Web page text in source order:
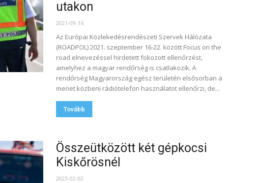
utakon
2021-09-16
Az Európai Közlekedésrendészeti Szervek Hálózata
(ROADPOL) 2021. szeptember 16-22. között Focus on the
road elnevezéssel hirdetett fokozott ellenőrzést,
amelyhez a magyar rendőrség is csatlakozik. A
rendőrség Magyarország egész területén elsősorban a
menet közbeni rádiótelefon használatot ellenőrzi, de...
Tovább
Összeütközött két gépkocsi
Kiskőrösnél
2023-02-02